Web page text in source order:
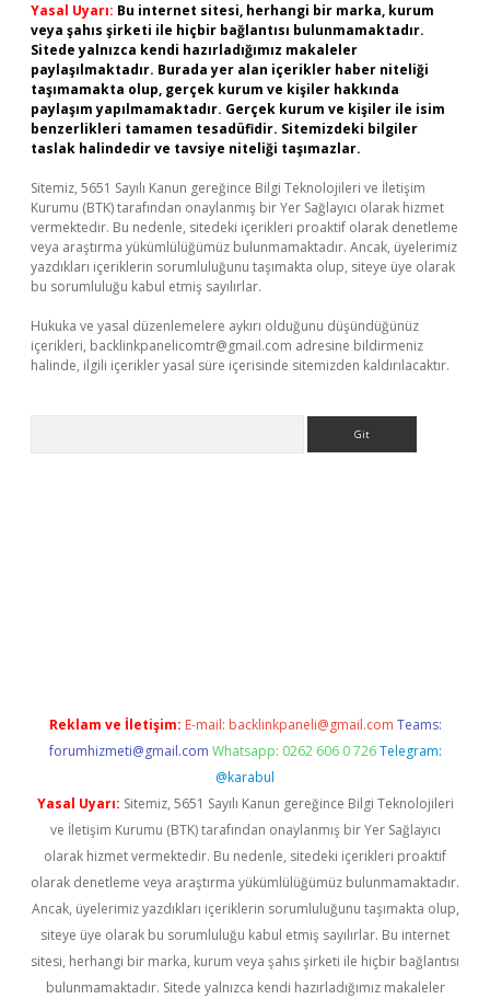
Yasal Uyarı: Bu internet sitesi, herhangi bir marka, kurum
veya şahıs şirketi ile hiçbir bağlantısı bulunmamaktadır.
Sitede yalnızca kendi hazırladığımız makaleler
paylaşılmaktadır. Burada yer alan içerikler haber niteliği
taşımamakta olup, gerçek kurum ve kişiler hakkında
paylaşım yapılmamaktadır. Gerçek kurum ve kişiler ile isim
benzerlikleri tamamen tesadüfidir. Sitemizdeki bilgiler
taslak halindedir ve tavsiye niteliği taşımazlar.
Sitemiz, 5651 Sayılı Kanun gereğince Bilgi Teknolojileri ve İletişim
Kurumu (BTK) tarafından onaylanmış bir Yer Sağlayıcı olarak hizmet
vermektedir. Bu nedenle, sitedeki içerikleri proaktif olarak denetleme
veya araştırma yükümlülüğümüz bulunmamaktadır. Ancak, üyelerimiz
yazdıkları içeriklerin sorumluluğunu taşımakta olup, siteye üye olarak
bu sorumluluğu kabul etmiş sayılırlar.
Hukuka ve yasal düzenlemelere aykırı olduğunu düşündüğünüz
içerikleri, backlinkpanelicomtr@gmail.com adresine bildirmeniz
halinde, ilgili içerikler yasal süre içerisinde sitemizden kaldırılacaktır.
Reklam ve İletişim: E-mail: backlinkpaneli@gmail.com Teams:
forumhizmeti@gmail.com Whatsapp: 0262 606 0 726 Telegram:
@karabul
Yasal Uyarı: Sitemiz, 5651 Sayılı Kanun gereğince Bilgi Teknolojileri
ve İletişim Kurumu (BTK) tarafından onaylanmış bir Yer Sağlayıcı
olarak hizmet vermektedir. Bu nedenle, sitedeki içerikleri proaktif
olarak denetleme veya araştırma yükümlülüğümüz bulunmamaktadır.
Ancak, üyelerimiz yazdıkları içeriklerin sorumluluğunu taşımakta olup,
siteye üye olarak bu sorumluluğu kabul etmiş sayılırlar. Bu internet
sitesi, herhangi bir marka, kurum veya şahıs şirketi ile hiçbir bağlantısı
bulunmamaktadır. Sitede yalnızca kendi hazırladığımız makaleler